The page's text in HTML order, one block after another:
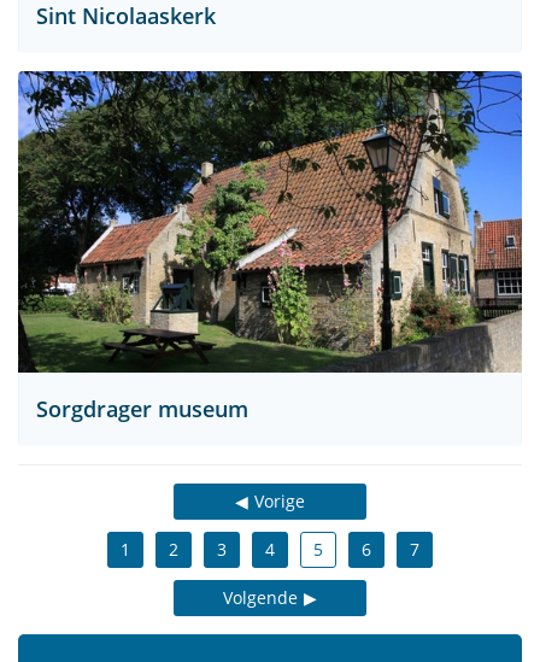
Sint Nicolaaskerk
Sorgdrager museum
Vorige
1 2 3 4 5 6 7
Volgende